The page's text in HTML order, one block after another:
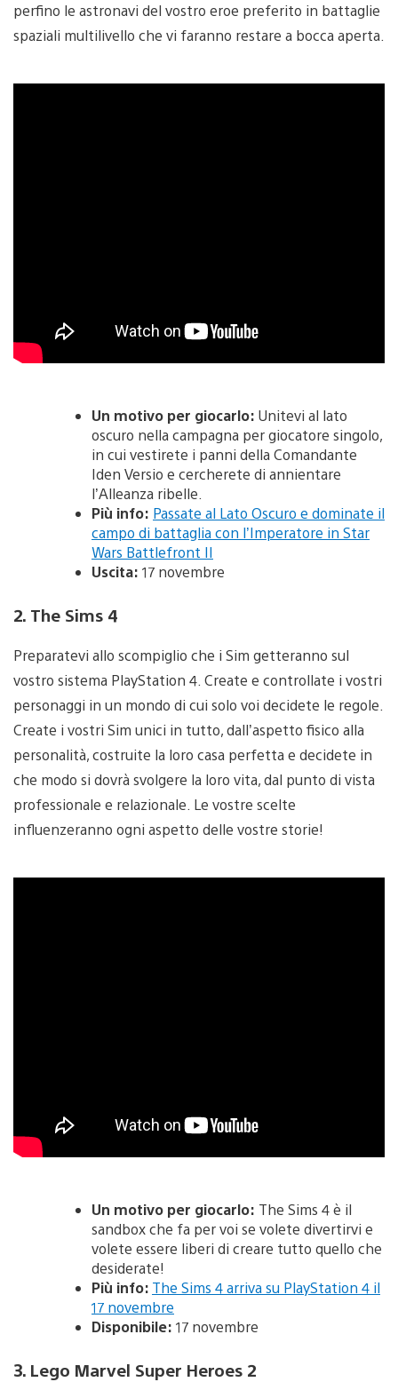
perfino le astronavi del vostro eroe preferito in battaglie
spaziali multilivello che vi faranno restare a bocca aperta.
Un motivo per giocarlo: Unitevi al lato
oscuro nella campagna per giocatore singolo,
in cui vestirete i panni della Comandante
Iden Versio e cercherete di annientare
l’Alleanza ribelle.
Più info: Passate al Lato Oscuro e dominate il
campo di battaglia con l’Imperatore in Star
Wars Battlefront II
Uscita: 17 novembre
2. The Sims 4
Preparatevi allo scompiglio che i Sim getteranno sul
vostro sistema PlayStation 4. Create e controllate i vostri
personaggi in un mondo di cui solo voi decidete le regole.
Create i vostri Sim unici in tutto, dall’aspetto fisico alla
personalità, costruite la loro casa perfetta e decidete in
che modo si dovrà svolgere la loro vita, dal punto di vista
professionale e relazionale. Le vostre scelte
influenzeranno ogni aspetto delle vostre storie!
Un motivo per giocarlo: The Sims 4 è il
sandbox che fa per voi se volete divertirvi e
volete essere liberi di creare tutto quello che
desiderate!
Più info: The Sims 4 arriva su PlayStation 4 il
17 novembre
Disponibile: 17 novembre
3. Lego Marvel Super Heroes 2